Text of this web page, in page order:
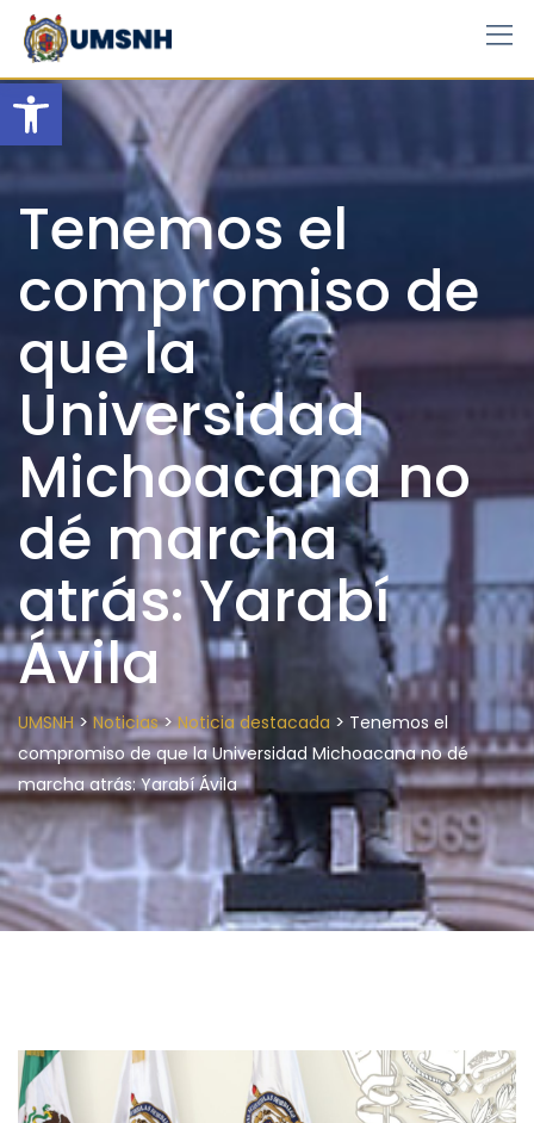
Open toolbar
Skip
content
Tenemos el
compromiso de
que la
Universidad
Michoacana no
dé marcha
atrás: Yarabí
Ávila
UMSNH> Noticias>Noticia destacada > Tenemos el
compromiso de que la Universidad Michoacana no dé
marcha atrás: Yarabí Ávila